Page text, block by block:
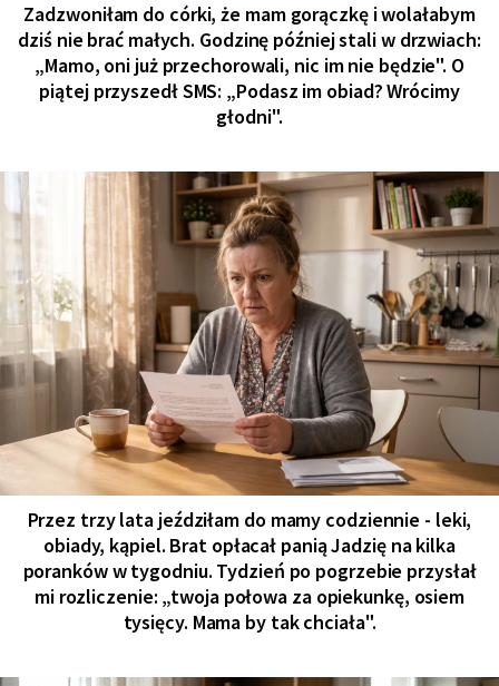
Zadzwoniłam do córki, że mam gorączkę i wolałabym
dziś nie brać małych. Godzinę później stali w drzwiach:
„Mamo, oni już przechorowali, nic im nie będzie". O
piątej przyszedł SMS: „Podasz im obiad? Wrócimy
głodni".
Przez trzy lata jeździłam do mamy codziennie - leki,
obiady, kąpiel. Brat opłacał panią Jadzię na kilka
poranków w tygodniu. Tydzień po pogrzebie przysłał
mi rozliczenie: „twoja połowa za opiekunkę, osiem
tysięcy. Mama by tak chciała".